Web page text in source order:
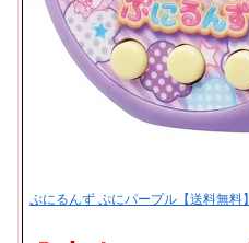
ぷにるんず ぷにパープル【送料無料】